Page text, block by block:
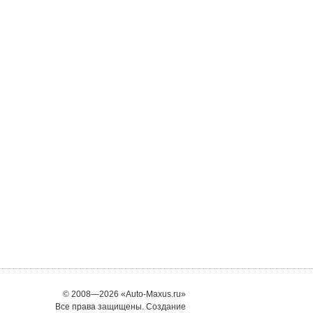
© 2008—2026 «Auto-Maxus.ru»
Все права защищены. Создание